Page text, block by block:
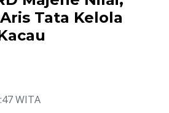
Tata Kelola
WITA